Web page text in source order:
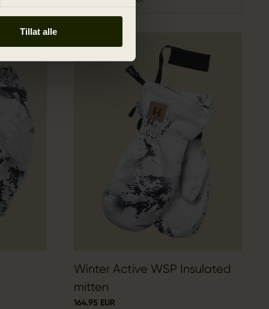
Tillat alle
Winter Active WSP Insulated
mitten
164.95 EUR